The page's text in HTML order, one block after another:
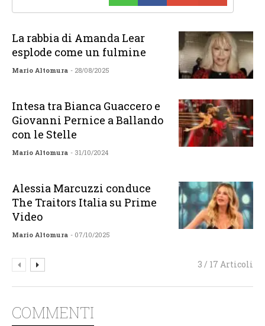
La rabbia di Amanda Lear
esplode come un fulmine
Mario Altomura - 28/08/2025
Intesa tra Bianca Guaccero e
Giovanni Pernice a Ballando
con le Stelle
Mario Altomura - 31/10/2024
Alessia Marcuzzi conduce
The Traitors Italia su Prime
Video
Mario Altomura - 07/10/2025
3 / 17 Articoli
COMMENTI